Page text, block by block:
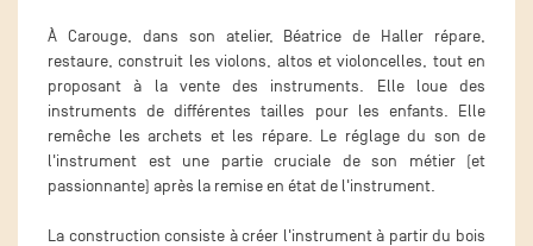
À Carouge, dans son atelier, Béatrice de Haller répare,
restaure, construit les violons, altos et violoncelles, tout en
proposant à la vente des instruments. Elle loue des
instruments de différentes tailles pour les enfants. Elle
remêche les archets et les répare. Le réglage du son de
l'instrument est une partie cruciale de son métier (et
passionnante) après la remise en état de l'instrument.
La construction consiste à créer l'instrument à partir du bois